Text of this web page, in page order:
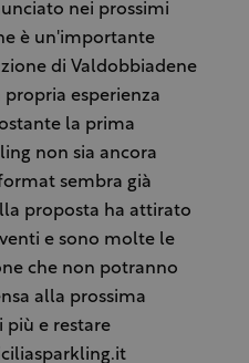
nei prossimi
è un'importante
di Valdobbiadene
propria esperienza
la prima
non sia ancora
sembra già
proposta ha attirato
e sono molte le
che non potranno
alla prossima
più e restare